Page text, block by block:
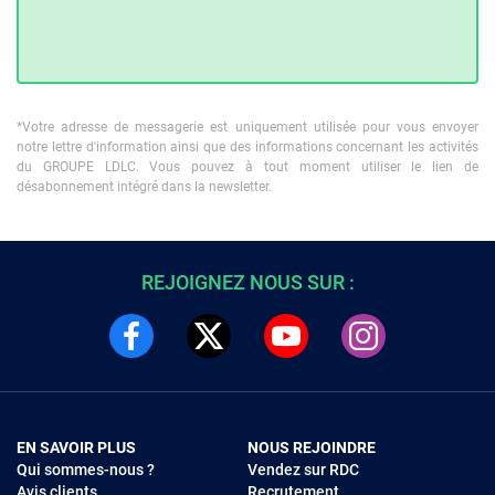
*Votre adresse de messagerie est uniquement utilisée pour vous envoyer
notre lettre d'information ainsi que des informations concernant les activités
du GROUPE LDLC. Vous pouvez à tout moment utiliser le lien de
désabonnement intégré dans la newsletter.
REJOIGNEZ NOUS SUR :
EN SAVOIR PLUS
Qui sommes-nous ?
NOUS REJOINDRE
Vendez sur RDC